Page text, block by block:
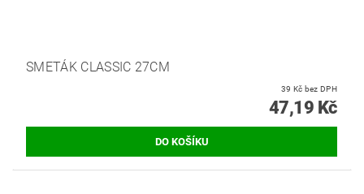
SMETÁK CLASSIC 27CM
39 Kč bez DPH
47,19 Kč